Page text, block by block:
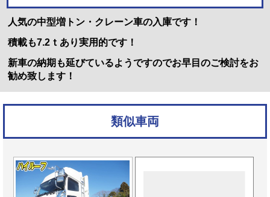
人気の中型増トン・クレーン車の入庫です！
積載も7.2ｔあり実用的です！
新車の納期も延びているようですのでお早目のご検討をお
勧め致します！
類似車両